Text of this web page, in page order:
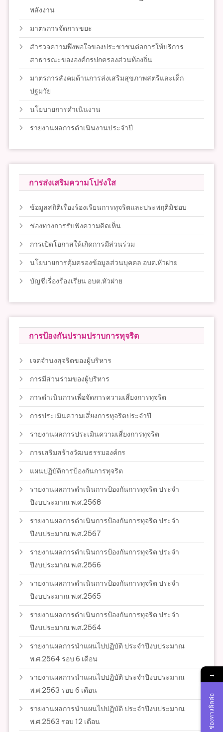
พลังงาน
มาตรการจัดการขยะ
สำรวจความพึงพอใจของประชาชนต่อการให้บริการ
สาธารณะขององค์กรปกครองส่วนท้องถิ่น
มาตรการสังคมด้านการส่งเสริมสุขภาพสตรีและเด็ก
ปฐมวัย
นโยบายการดำเนินงาน
รายงานผลการดำเนินงานประจำปี
การส่งเสริมความโปร่งใส
ข้อมูลสถิติเรื่องร้องเรียนการทุจริตและประพฤติมิชอบ
ช่องทางการรับฟังความคิดเห็น
การเปิดโอกาสให้เกิดการมีส่วนร่วม
นโยบายการคุ้มครองข้อมูลส่วนบุคคล อบต.หัวฝาย
บัญชีเรื่องร้องเรียน อบต.หัวฝาย
การป้องกันปรามปราบการทุจริต
เจตจำนงสุจริตของผู้บริหาร
การมีส่วนร่วมของผู้บริหาร
การดำเนินการเพื่อจัดการความเสี่ยงการทุจริต
การประเมินความเสี่ยงการทุจริตประจำปี
รายงานผลการประเมินความเสี่ยงการทุจริต
การเสริมสร้างวัฒนธรรมองค์กร
แผนปฏิบัติการป้องกันการทุจริต
รายงานผลการดำเนินการป้องกันการทุจริต ประจำ
ปีงบประมาณ พ.ศ.2568
รายงานผลการดำเนินการป้องกันการทุจริต ประจำ
ปีงบประมาณ พ.ศ.2567
รายงานผลการดำเนินการป้องกันการทุจริต ประจำ
ปีงบประมาณ พ.ศ.2566
รายงานผลการดำเนินการป้องกันการทุจริต ประจำ
ปีงบประมาณ พ.ศ.2565
รายงานผลการดำเนินการป้องกันการทุจริต ประจำ
ปีงบประมาณ พ.ศ.2564
รายงานผลการนำแผนไปปฏิบัติ ประจำปีงบประมาณ
พ.ศ.2564 รอบ 6 เดือน
รายงานผลการนำแผนไปปฏิบัติ ประจำปีงบประมาณ
พ.ศ.2563 รอบ 6 เดือน
รายงานผลการนำแผนไปปฏิบัติ ประจำปีงบประมาณ
พ.ศ.2563 รอบ 12 เดือน
→
ช่องทางติดต่อ